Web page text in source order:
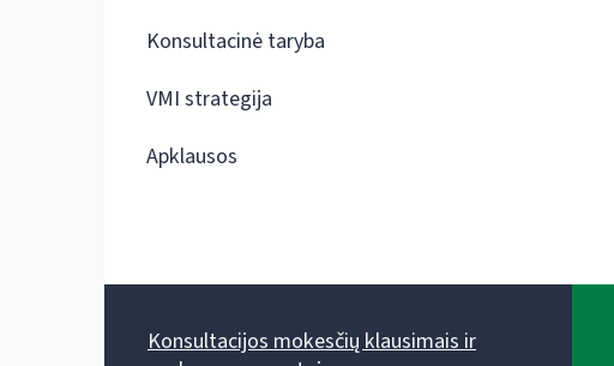
Konsultacinė taryba
VMI strategija
Apklausos
Konsultacijos mokesčių klausimais ir